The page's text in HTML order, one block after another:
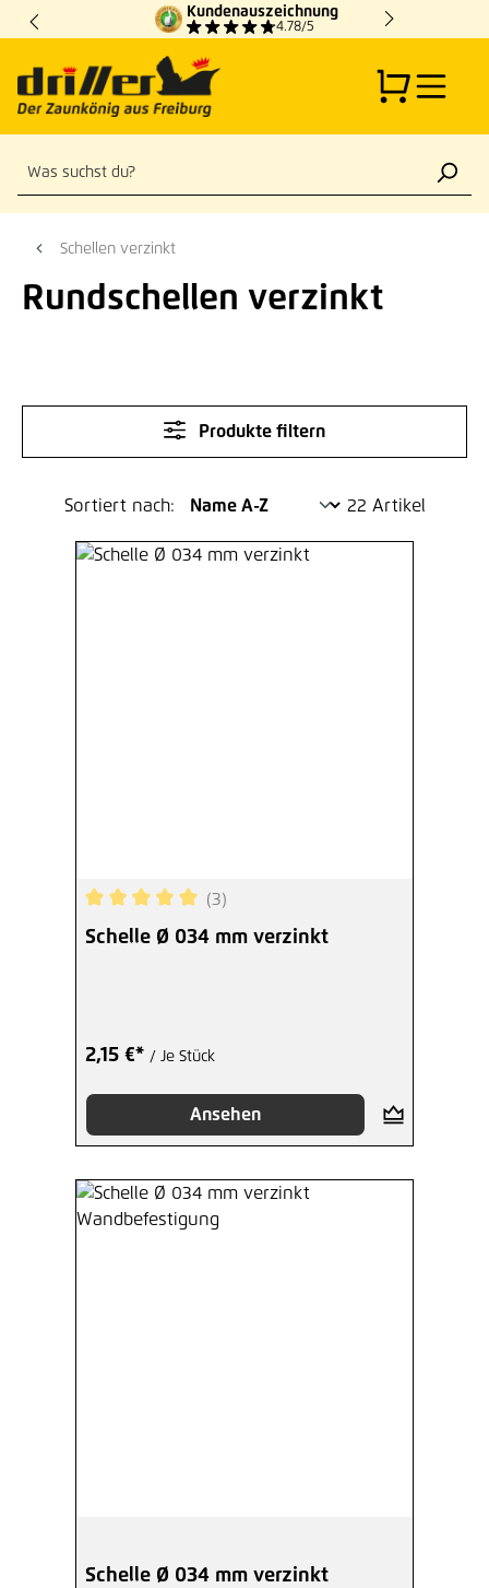
Zum Hauptinhalt springen
Kundenauszeichnung
4.78/5
Schellen verzinkt
Rundschellen verzinkt
Produkte filtern
Sortiert nach: 22 Artikel
Durchschnittliche Bewertung von 5 von 5
(3)
Schelle Ø 034 mm verzinkt
2,15 €* / Je Stück
Ansehen
Schelle Ø 034 mm verzinkt